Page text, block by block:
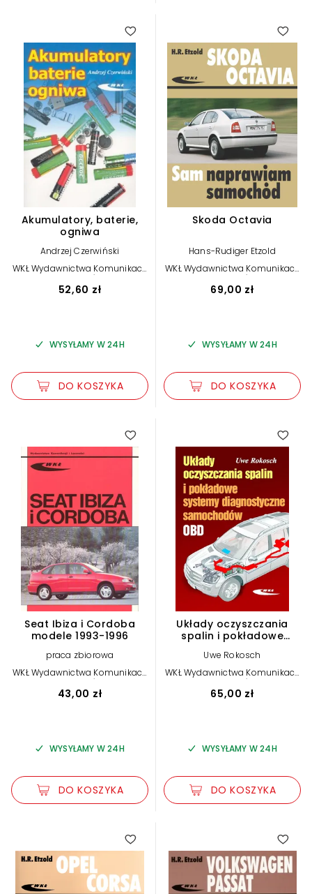
Akumulatory, baterie,
ogniwa
Andrzej Czerwiński
WKŁ Wydawnictwa Komunikacji
i Łączności
52,60 zł
WYSYŁAMY W 24H
DO KOSZYKA
Skoda Octavia
Hans-Rudiger Etzold
WKŁ Wydawnictwa Komunikacji
i Łączności
69,00 zł
WYSYŁAMY W 24H
DO KOSZYKA
Seat Ibiza i Cordoba
modele 1993-1996
praca zbiorowa
WKŁ Wydawnictwa Komunikacji
i Łączności
43,00 zł
WYSYŁAMY W 24H
DO KOSZYKA
Układy oczyszczania
spalin i pokładowe
samochodów
Uwe Rokosch
WKŁ Wydawnictwa Komunikacji
i Łączności
65,00 zł
WYSYŁAMY W 24H
DO KOSZYKA